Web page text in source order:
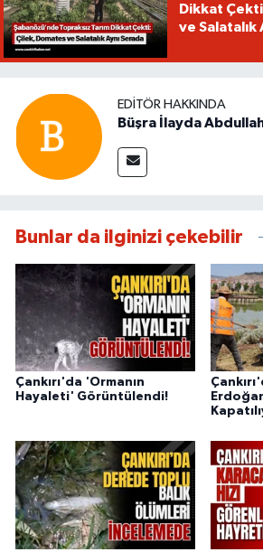
Dikkat
ve Salatalık
EDITÖR HAKKINDA
Büşra İlayda
Bunlar da ilginizi çekebilir
Çankırı'da 'Ormanın
Hayaleti' Görüntülendi!